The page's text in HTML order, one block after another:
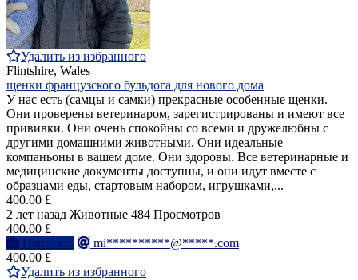
Удалить из избранного
Flintshire, Wales
щенки французского бульдога для нового дома
У нас есть (самцы и самки) прекрасные особенные щенки.
Они проверены ветеринаром, зарегистрированы и имеют все
прививки. Они очень спокойны со всеми и дружелюбны с
другими домашними животными. Они идеальные
компаньоны в вашем доме. Они здоровы. Все ветеринарные и
медицинские документы доступны, и они идут вместе с
образцами еды, стартовым набором, игрушками,...
400.00 £
2 лет назад Животные 484 Просмотров
400.00 £
Написать
mi**********@*****.com
400.00 £
Удалить из избранного